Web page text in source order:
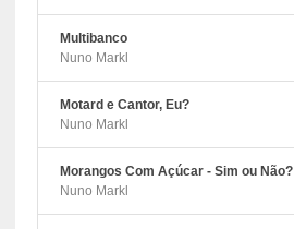
Multibanco
Nuno Markl
Motard e Cantor, Eu?
Nuno Markl
Morangos Com Açúcar - Sim ou Não?
Nuno Markl